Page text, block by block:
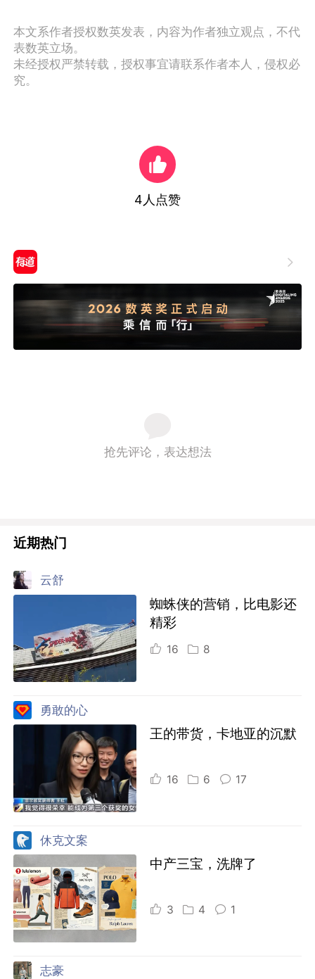
本文系作者授权数英发表，内容为作者独立观点，不代
表数英立场。
未经授权严禁转载，授权事宜请联系作者本人，侵权必
究。
4 人点赞

抢先评论，表达想法
近期热门
云舒
蜘蛛侠的营销，比电影还
精彩
16 8
勇敢的心
王的带货，卡地亚的沉默
16 6 17
休克文案
中产三宝，洗牌了
3 4 1
志豪